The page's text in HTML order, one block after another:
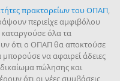
πρακτορείων του ΟΠΑΠ,
περιείχε αμφιβόλου
καταργούσε όλα τα
ότι ο ΟΠΑΠ θα αποκτούσε
να αφαιρεί άδειες
δικαίωμα πώλησης και
ότι οι νέες συμβάσεις